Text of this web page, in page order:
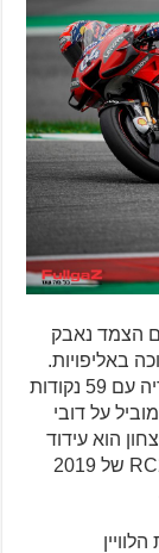
הצמד נאבק
באליפויות.
בעונה שעברה מרקז סיים את המרוץ באוסטריה עם 59 נקודות
על דובי
אם הניצחון הוא עידוד
מורלי חשוב לדוקאטי ודובי, עם ההונדה RC213V של 2019